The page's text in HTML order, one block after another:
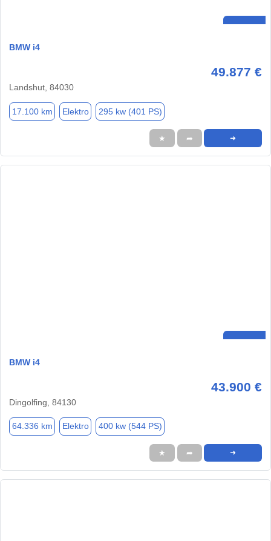
BMW i4
49.877 €
Landshut, 84030
17.100 km Elektro 295 kw (401 PS)
★ ➦ ➜
BMW i4
43.900 €
Dingolfing, 84130
64.336 km Elektro 400 kw (544 PS)
★ ➦ ➜